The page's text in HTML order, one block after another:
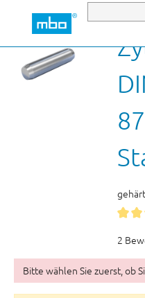
Zum Hauptinhalt springen
2
Bitte wählen Sie zuerst, ob